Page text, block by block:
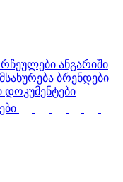
რჩეულები ანგარიში
ბრენდები
დოკუმენტები